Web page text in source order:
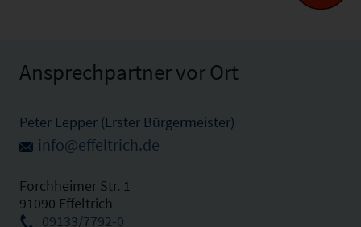
Ansprechpartner vor Ort
Peter Lepper (Erster Bürgermeister)
info@effeltrich.de
Forchheimer Str. 1
91090 Effeltrich
09133/7792-0